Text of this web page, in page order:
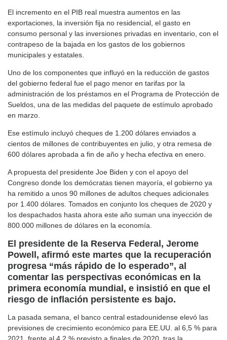
El incremento en el PIB real muestra aumentos en las
exportaciones, la inversión fija no residencial, el gasto en
consumo personal y las inversiones privadas en inventario, con el
contrapeso de la bajada en los gastos de los gobiernos
municipales y estatales.
Uno de los componentes que influyó en la reducción de gastos
del gobierno federal fue el pago menor en tarifas por la
administración de los préstamos en el Programa de Protección de
Sueldos, una de las medidas del paquete de estímulo aprobado
en marzo.
Ese estímulo incluyó cheques de 1.200 dólares enviados a
cientos de millones de contribuyentes en julio, y otra remesa de
600 dólares aprobada a fin de año y hecha efectiva en enero.
A propuesta del presidente Joe Biden y con el apoyo del
Congreso donde los demócratas tienen mayoría, el gobierno ya
ha remitido a unos 90 millones de adultos cheques adicionales
por 1.400 dólares. Tomados en conjunto los cheques de 2020 y
los despachados hasta ahora este año suman una inyección de
800.000 millones de dólares en la economía.
El presidente de la Reserva Federal, Jerome
Powell, afirmó este martes que la recuperación
progresa “más rápido de lo esperado”, al
comentar las perspectivas económicas en la
primera economía mundial, e insistió en que el
riesgo de inflación persistente es bajo.
La pasada semana, el banco central estadounidense elevó las
previsiones de crecimiento económico para EE.UU. al 6,5 % para
2021, frente al 4,2 % previsto a finales de 2020, tras la